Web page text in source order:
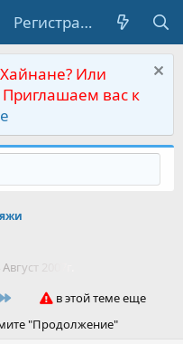
Регистрация
Или
Приглашаем вас к
2007г.
в этой теме еще
"Продолжение"